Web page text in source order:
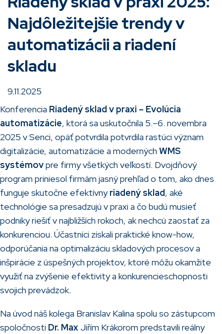
Najdôležitejšie trendy v
automatizácii a riadení
skladu
9.11.2025
Konferencia Riadený sklad v praxi – Evolúcia
automatizácie, ktorá sa uskutočnila 5.–6. novembra
2025 v Senci, opäť potvrdila potvrdila rastúci význam
digitalizácie, automatizácie a moderných WMS
systémovpre firmy všetkých veľkostí. Dvojdňový
program priniesol firmám jasný prehľad o tom, ako dnes
funguje skutočne efektívnyriadený sklad, aké
technológie sa presadzujú v praxi a čo budú musieť
podniky riešiť v najbližších rokoch, ak nechcú zaostať za
konkurenciou. Účastníci získali praktické know-how,
odporúčania na optimalizáciu skladových procesov a
inšpirácie z úspešných projektov, ktoré môžu okamžite
využiť na zvýšenie efektivity a konkurencieschopnosti
svojich prevádzok.
Na úvod náš kolega Branislav Kalina spolu so zástupcom
spoločnosti Dr. Max Jiřím Krákorom predstavili reálny